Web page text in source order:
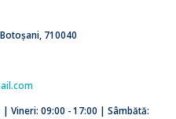
710040
| Vineri: 09:00 - 17:00 | Sâmbătă: